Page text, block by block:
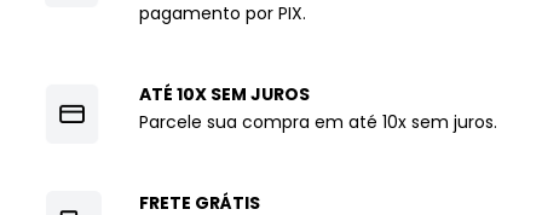
pagamento por PIX.
ATÉ 10X SEM JUROS
Parcele sua compra em até 10x sem juros.
FRETE GRÁTIS